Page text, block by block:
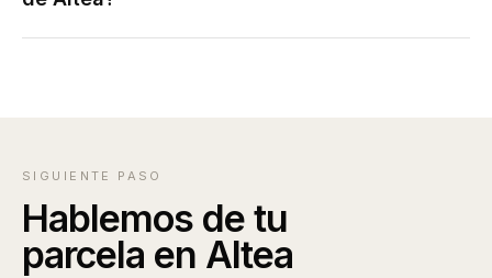
SIGUIENTE PASO
Hablemos de tu
parcela en Altea